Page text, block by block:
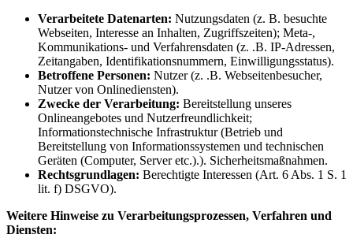
Verarbeitete Datenarten: Nutzungsdaten (z. B. besuchte
Webseiten, Interesse an Inhalten, Zugriffszeiten); Meta-,
Kommunikations- und Verfahrensdaten (z. .B. IP-Adressen,
Zeitangaben, Identifikationsnummern, Einwilligungsstatus).
Betroffene Personen: Nutzer (z. .B. Webseitenbesucher,
Nutzer von Onlinediensten).
Zwecke der Verarbeitung: Bereitstellung unseres
Onlineangebotes und Nutzerfreundlichkeit;
Informationstechnische Infrastruktur (Betrieb und
Bereitstellung von Informationssystemen und technischen
Geräten (Computer, Server etc.).). Sicherheitsmaßnahmen.
Rechtsgrundlagen: Berechtigte Interessen (Art. 6 Abs. 1 S. 1
lit. f) DSGVO).
Weitere Hinweise zu Verarbeitungsprozessen, Verfahren und
Diensten: